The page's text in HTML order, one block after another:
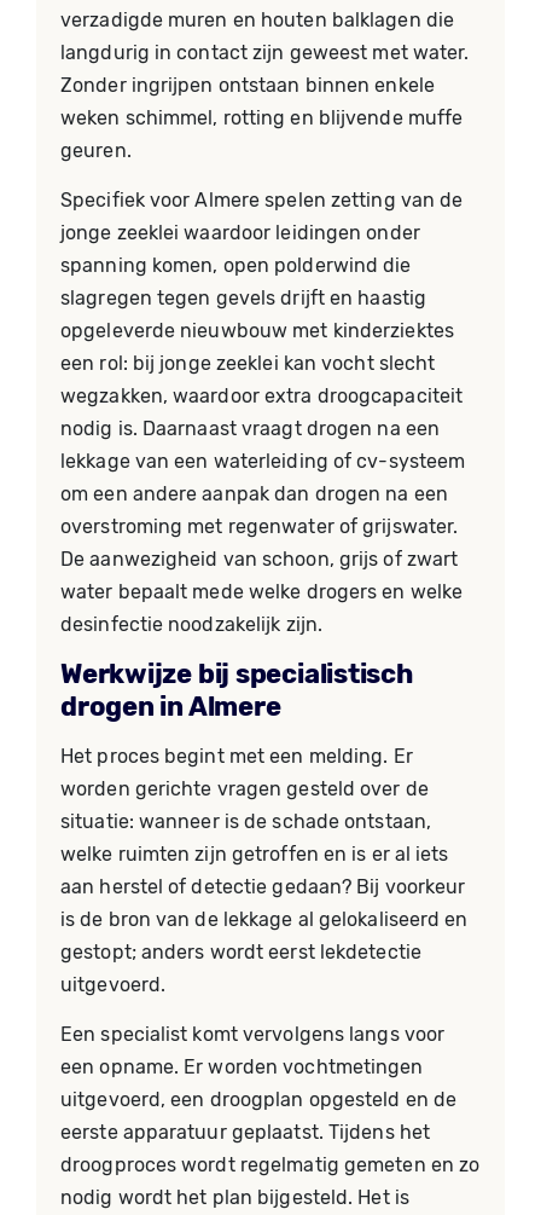
verzadigde muren en houten balklagen die
langdurig in contact zijn geweest met water.
Zonder ingrijpen ontstaan binnen enkele
weken schimmel, rotting en blijvende muffe
geuren.
Specifiek voor Almere spelen zetting van de
jonge zeeklei waardoor leidingen onder
spanning komen, open polderwind die
slagregen tegen gevels drijft en haastig
opgeleverde nieuwbouw met kinderziektes
een rol: bij jonge zeeklei kan vocht slecht
wegzakken, waardoor extra droogcapaciteit
nodig is. Daarnaast vraagt drogen na een
lekkage van een waterleiding of cv-systeem
om een andere aanpak dan drogen na een
overstroming met regenwater of grijswater.
De aanwezigheid van schoon, grijs of zwart
water bepaalt mede welke drogers en welke
desinfectie noodzakelijk zijn.
Werkwijze bij specialistisch
drogen in Almere
Het proces begint met een melding. Er
worden gerichte vragen gesteld over de
situatie: wanneer is de schade ontstaan,
welke ruimten zijn getroffen en is er al iets
aan herstel of detectie gedaan? Bij voorkeur
is de bron van de lekkage al gelokaliseerd en
gestopt; anders wordt eerst lekdetectie
uitgevoerd.
Een specialist komt vervolgens langs voor
een opname. Er worden vochtmetingen
uitgevoerd, een droogplan opgesteld en de
eerste apparatuur geplaatst. Tijdens het
droogproces wordt regelmatig gemeten en zo
nodig wordt het plan bijgesteld. Het is